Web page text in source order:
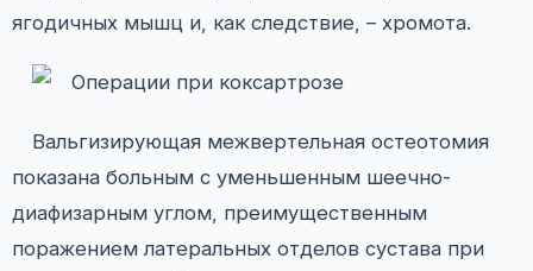
ягодичных мышц и, как следствие, – хромота.
Вальгизирующая межвертельная остеотомия
показана больным с уменьшенным шеечно-
диафизарным углом, преимущественным
поражением латеральных отделов сустава при